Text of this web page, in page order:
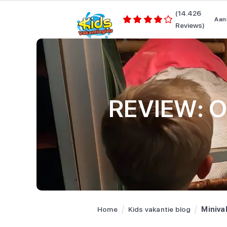
(14.426
Reviews)
REVIEW:
Home Kids vakantie blog